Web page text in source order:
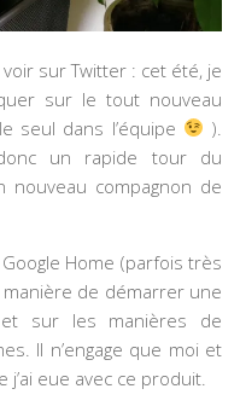
sur Twitter : cet été, je
sur le tout nouveau
seul dans l’équipe
).
un rapide tour du
nouveau compagnon de
Home (parfois très
de démarrer une
sur les manières de
Il n’engage que moi et
eue avec ce produit.